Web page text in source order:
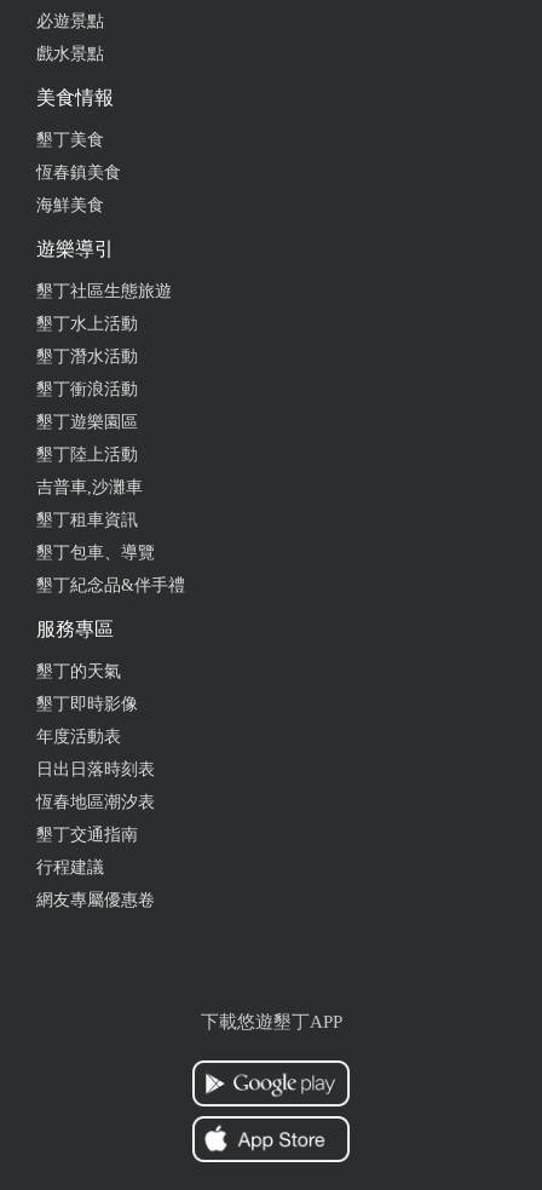
雖然是8個月前入住的，但到現在都還對民宿的裝
第一次入住日造，很喜歡整體的裝潢風格，簡單舒適
樂，戶外也可以烤肉等等，客廳甚至有Netflix 和 音響
等設備。 整體住下來能感覺到老闆的用心！是個值得
二訪的包棟民宿！
一間高級的包棟民宿，房間寬敞舒適，一樓有室內溫
水池和投影機，晚上看電影很有氣氛，還有一台
Malshall的藍芽音響，適合家族或朋友一同出遊。廚
至還有烤爐可以BBQ，提供的食材非常不錯。是一次
很好的住宿體驗，以後會想再來光顧。
泡在泳池裡 還能跟沙發上的朋友聊天 一起用投影機
看電影 絕美！
一應俱全，採光非常好～下次還會想要住
必遊景點
戲水景點
美食情報
墾丁美食
恆春鎮美食
海鮮美食
遊樂導引
墾丁社區生態旅遊
墾丁水上活動
墾丁潛水活動
墾丁衝浪活動
墾丁遊樂園區
墾丁陸上活動
吉普車,沙灘車
墾丁租車資訊
墾丁包車、導覽
墾丁紀念品&伴手禮
服務專區
墾丁的天氣
墾丁即時影像
年度活動表
日出日落時刻表
恆春地區潮汐表
墾丁交通指南
行程建議
網友專屬優惠卷
下載悠遊墾丁APP